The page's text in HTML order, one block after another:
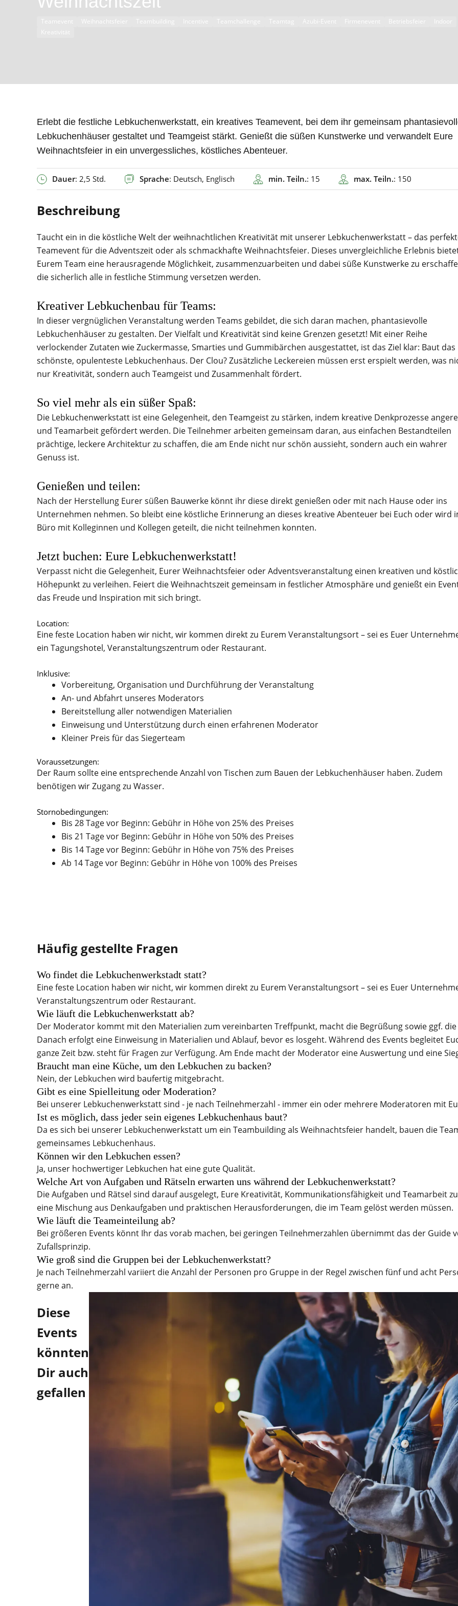
Teamevent Weihnachtsfeier Teambuilding Incentive Teamchallenge Teamtag Azubi-Event Firmenevent Betriebsfeier
Indoor
Kreativität
Erlebt die festliche Lebkuchenwerkstatt, ein kreatives Teamevent, bei dem ihr gemeinsam
Lebkuchenhäuser gestaltet und Teamgeist stärkt. Genießt die süßen Kunstwerke und verwandelt Eure
Weihnachtsfeier in ein unvergessliches, köstliches Abenteuer.
Dauer: 2,5 Std. Sprache: Deutsch, Englisch min. Teiln.: 15 max. Teiln.: 150
Beschreibung
Taucht ein in die köstliche Welt der weihnachtlichen Kreativität mit unserer Lebkuchenwerkstatt – das
Teamevent für die Adventszeit oder als schmackhafte Weihnachtsfeier. Dieses unvergleichliche Erlebnis
Eurem Team eine herausragende Möglichkeit, zusammenzuarbeiten und dabei süße Kunstwerke zu
die sicherlich alle in festliche Stimmung versetzen werden.
Kreativer Lebkuchenbau für Teams:
In dieser vergnüglichen Veranstaltung werden Teams gebildet, die sich daran machen, phantasievolle
Lebkuchenhäuser zu gestalten. Der Vielfalt und Kreativität sind keine Grenzen gesetzt! Mit einer Reihe
verlockender Zutaten wie Zuckermasse, Smarties und Gummibärchen ausgestattet, ist das Ziel klar: Baut das
schönste, opulenteste Lebkuchenhaus. Der Clou? Zusätzliche Leckereien müssen erst erspielt werden, was
nur Kreativität, sondern auch Teamgeist und Zusammenhalt fördert.
So viel mehr als ein süßer Spaß:
Die Lebkuchenwerkstatt ist eine Gelegenheit, den Teamgeist zu stärken, indem kreative Denkprozesse
und Teamarbeit gefördert werden. Die Teilnehmer arbeiten gemeinsam daran, aus einfachen Bestandteilen
prächtige, leckere Architektur zu schaffen, die am Ende nicht nur schön aussieht, sondern auch ein wahrer
Genuss ist.
Genießen und teilen:
Nach der Herstellung Eurer süßen Bauwerke könnt ihr diese direkt genießen oder mit nach Hause oder ins
Unternehmen nehmen. So bleibt eine köstliche Erinnerung an dieses kreative Abenteuer bei Euch oder wird
Büro mit Kolleginnen und Kollegen geteilt, die nicht teilnehmen konnten.
Jetzt buchen: Eure Lebkuchenwerkstatt!
Verpasst nicht die Gelegenheit, Eurer Weihnachtsfeier oder Adventsveranstaltung einen kreativen und
Höhepunkt zu verleihen. Feiert die Weihnachtszeit gemeinsam in festlicher Atmosphäre und genießt ein
das Freude und Inspiration mit sich bringt.
Location:
Eine feste Location haben wir nicht, wir kommen direkt zu Eurem Veranstaltungsort – sei es Euer
ein Tagungshotel, Veranstaltungszentrum oder Restaurant.
Inklusive:
Vorbereitung, Organisation und Durchführung der Veranstaltung
An- und Abfahrt unseres Moderators
Bereitstellung aller notwendigen Materialien
Einweisung und Unterstützung durch einen erfahrenen Moderator
Kleiner Preis für das Siegerteam
Voraussetzungen:
Der Raum sollte eine entsprechende Anzahl von Tischen zum Bauen der Lebkuchenhäuser haben. Zudem
benötigen wir Zugang zu Wasser.
Stornobedingungen:
Bis 28 Tage vor Beginn: Gebühr in Höhe von 25% des Preises
Bis 21 Tage vor Beginn: Gebühr in Höhe von 50% des Preises
Bis 14 Tage vor Beginn: Gebühr in Höhe von 75% des Preises
Ab 14 Tage vor Beginn: Gebühr in Höhe von 100% des Preises
Häufig gestellte Fragen
Wo findet die Lebkuchenwerkstadt statt?
Eine feste Location haben wir nicht, wir kommen direkt zu Eurem Veranstaltungsort – sei es Euer
Veranstaltungszentrum oder Restaurant.
Wie läuft die Lebkuchenwerkstatt ab?
Der Moderator kommt mit den Materialien zum vereinbarten Treffpunkt, macht die Begrüßung sowie ggf.
Danach erfolgt eine Einweisung in Materialien und Ablauf, bevor es losgeht. Während des Events begleitet
ganze Zeit bzw. steht für Fragen zur Verfügung. Am Ende macht der Moderator eine Auswertung und eine
Braucht man eine Küche, um den Lebkuchen zu backen?
Nein, der Lebkuchen wird baufertig mitgebracht.
Gibt es eine Spielleitung oder Moderation?
Bei unserer Lebkuchenwerkstatt sind - je nach Teilnehmerzahl - immer ein oder mehrere Moderatoren mit
Ist es möglich, dass jeder sein eigenes Lebkuchenhaus baut?
Da es sich bei unserer Lebkuchenwerkstatt um ein Teambuilding als Weihnachtsfeier handelt, bauen die
gemeinsames Lebkuchenhaus.
Können wir den Lebkuchen essen?
Ja, unser hochwertiger Lebkuchen hat eine gute Qualität.
Welche Art von Aufgaben und Rätseln erwarten uns während der Lebkuchenwerkstatt?
Die Aufgaben und Rätsel sind darauf ausgelegt, Eure Kreativität, Kommunikationsfähigkeit und Teamarbeit
eine Mischung aus Denkaufgaben und praktischen Herausforderungen, die im Team gelöst werden müssen.
Wie läuft die Teameinteilung ab?
Bei größeren Events könnt Ihr das vorab machen, bei geringen Teilnehmerzahlen übernimmt das der Guide
Zufallsprinzip.
Wie groß sind die Gruppen bei der Lebkuchenwerkstatt?
Je nach Teilnehmerzahl variiert die Anzahl der Personen pro Gruppe in der Regel zwischen fünf und acht
gerne an.
Diese
Events
könnten
Dir auch
gefallen